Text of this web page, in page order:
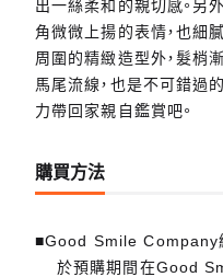
出一絲柔和的親切感。另
角微微上揚的表情，也細
周圍的精緻造型外，髮梢
馬尾流線，也是不可錯過
力帶回家親自鑑賞吧。
購買方法
■Good Smile Company
於預購期間在Good